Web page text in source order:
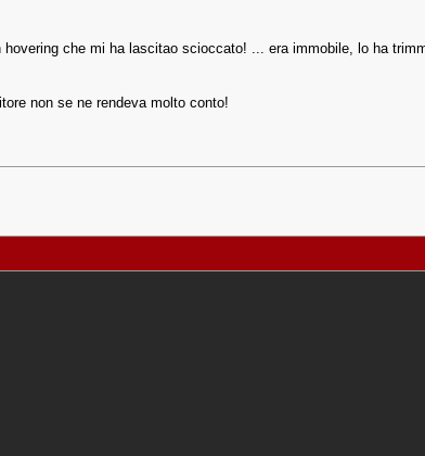
che mi ha lascitao scioccato! ... era immobile, lo ha
non se ne rendeva molto conto!